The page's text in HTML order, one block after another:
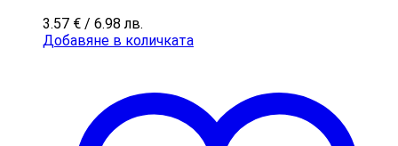
3.57 € / 6.98 лв.
Добавяне в количката